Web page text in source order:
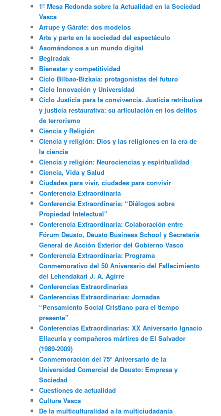
1º Mesa Redonda sobre la Actualidad en la Sociedad
Vasca
Arrupe y Gárate: dos modelos
Arte y parte en la sociedad del espectáculo
Asomándonos a un mundo digital
Begiradak
Bienestar y competitividad
Ciclo Bilbao-Bizkaia: protagonistas del futuro
Ciclo Innovación y Universidad
Ciclo Justicia para la convivencia. Justicia retributiva
y justicia restaurativa: su articulación en los delitos
de terrorismo
Ciencia y Religión
Ciencia y religión: Dios y las religiones en la era de
la ciencia
Ciencia y religión: Neurociencias y espiritualidad
Ciencia, Vida y Salud
Ciudades para vivir, ciudades para convivir
Conferencia Extraordinaria
Conferencia Extraordinaria: “Diálogos sobre
Propiedad Intelectual”
Conferencia Extraordinaria: Colaboración entre
Fórum Deusto, Deusto Business School y Secretaría
General de Acción Exterior del Gobierno Vasco
Conferencia Extraordinaria: Programa
Conmemorativo del 50 Aniversario del Fallecimiento
del Lehendakari J. A. Agirre
Conferencias Extraordinarias
Conferencias Extraordinarias: Jornadas
“Pensamiento Social Cristiano para el tiempo
presente”
Conferencias Extraordinarias: XX Aniversario Ignacio
Ellacuria y compañeros mártires de El Salvador
(1989-2009)
Conmemoración del 75º Aniversario de la
Universidad Comercial de Deusto: Empresa y
Sociedad
Cuestiones de actualidad
Cultura Vasca
De la multiculturalidad a la multiciudadania